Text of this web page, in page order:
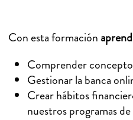
Con esta formación
Comprender
Gestionar la banca
Crear hábitos
nuestros programas